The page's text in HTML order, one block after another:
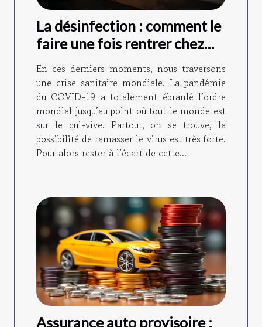
La désinfection : comment le
faire une fois rentrer chez
soi ?
En ces derniers moments, nous traversons
une crise sanitaire mondiale. La pandémie
du COVID-19 a totalement ébranlé l’ordre
mondial jusqu’au point où tout le monde est
sur le qui-vive. Partout, on se trouve, la
possibilité de ramasser le virus est très forte.
Pour alors rester à l’écart de cette...
Assurance auto provisoire :